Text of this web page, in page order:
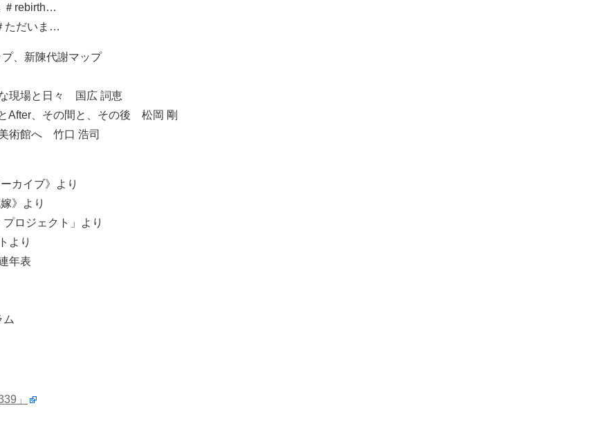
＃rebirth…
ただいま…
、新陳代謝マップ
な現場と日々 国広 詞恵
After、その間と、その後 松岡 剛
術館へ 竹口 浩司
カイブ》より
》より
ロジェクト」より
より
年表
ム
」